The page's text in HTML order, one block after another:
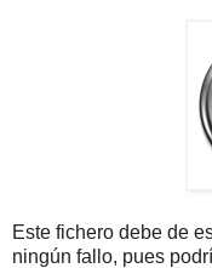
Este fichero debe de
ningún fallo, pues